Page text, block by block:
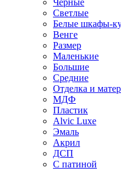
Черные
Светлые
Белые шкафы-
Венге
Размер
Маленькие
Большие
Средние
Отделка и
МДФ
Пластик
Alvic Luxe
Эмаль
Акрил
ДСП
С патиной